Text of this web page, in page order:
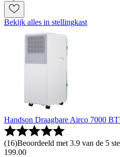
Bekijk alles in stellingkast
Handson Draagbare Airco 7000
(16)Beoordeeld met 3.9 van de 5
199.00